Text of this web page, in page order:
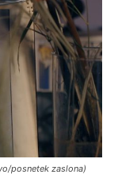
posnetek zaslona)